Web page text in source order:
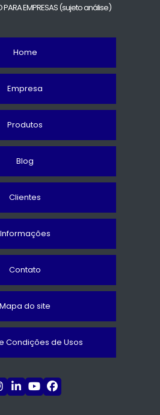
PARA EMPRESAS(sujeto análise)
Home
Empresa
Produtos
Blog
Clientes
Informações
Contato
Mapa do site
Condições de Usos